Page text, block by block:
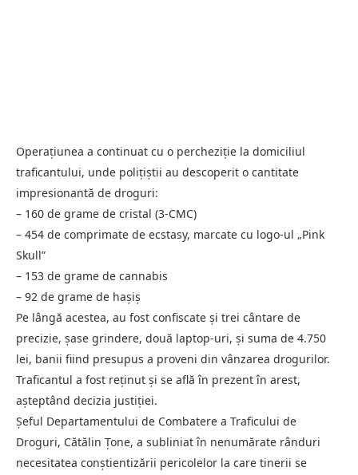
Operațiunea a continuat cu o percheziție la domiciliul
traficantului, unde polițiștii au descoperit o cantitate
impresionantă de droguri:
– 160 de grame de cristal (3-CMC)
– 454 de comprimate de ecstasy, marcate cu logo-ul „Pink
Skull”
– 153 de grame de cannabis
– 92 de grame de hașiș
Pe lângă acestea, au fost confiscate și trei cântare de
precizie, șase grindere, două laptop-uri, și suma de 4.750
lei, banii fiind presupus a proveni din vânzarea drogurilor.
Traficantul a fost reținut și se află în prezent în arest,
așteptând decizia justiției.
Șeful Departamentului de Combatere a Traficului de
Droguri, Cătălin Țone, a subliniat în nenumărate rânduri
necesitatea conștientizării pericolelor la care tinerii se